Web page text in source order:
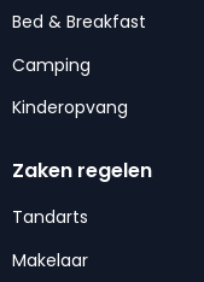
Bed & Breakfast
Camping
Kinderopvang
Zaken regelen
Tandarts
Makelaar